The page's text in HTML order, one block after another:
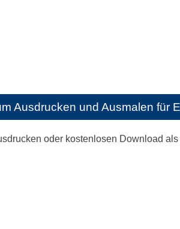
Ausdrucken und Ausmalen für
oder kostenlosen Download